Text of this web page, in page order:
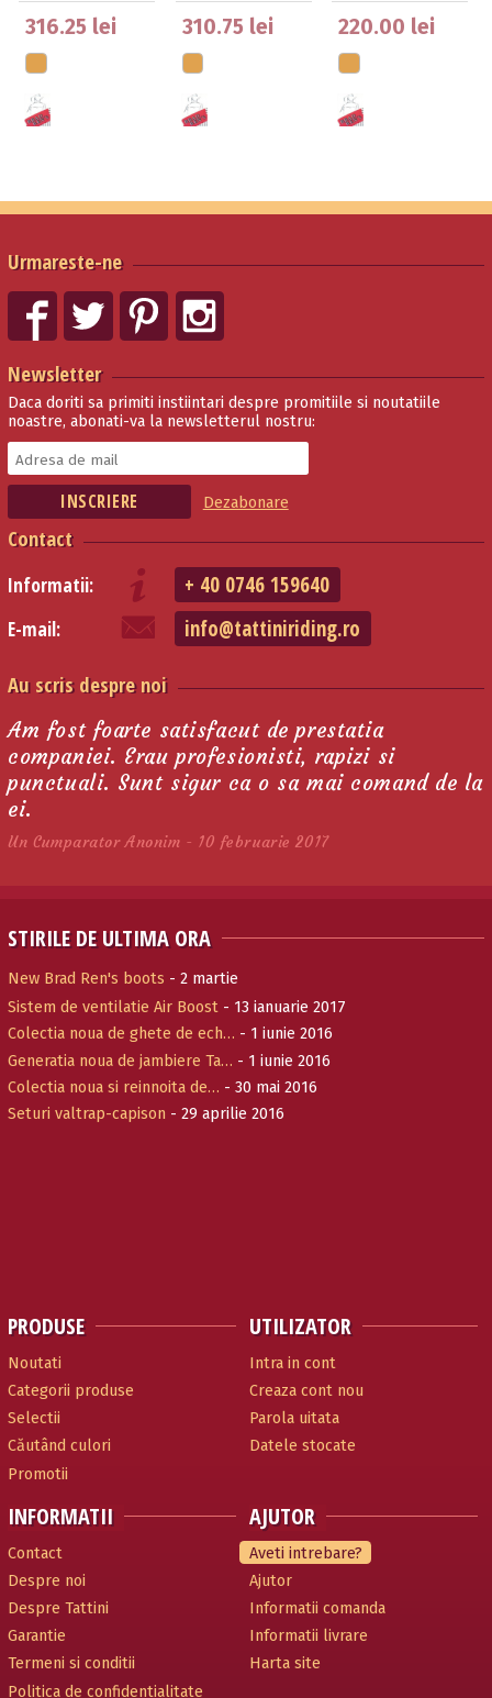
Piele Ameri…
316.25 lei
Piele Ameri…
310.75 lei
Piele Ameri…
220.00 lei
Urmareste-ne
Newsletter
Daca doriti sa primiti instiintari despre promitiile si noutatiile
noastre, abonati-va la newsletterul nostru:
Dezabonare
Contact
Informatii: + 40 0746 159640
E-mail: info@tattiniriding.ro
Au scris despre noi
Am fost foarte satisfacut de prestatia
companiei. Erau profesionisti, rapizi si
punctuali. Sunt sigur ca o sa mai comand de la
ei.
Un Cumparator Anonim - 10 februarie 2017
STIRILE DE ULTIMA ORA
New Brad Ren's boots - 2 martie
Sistem de ventilatie Air Boost - 13 ianuarie 2017
Colectia noua de ghete de ech… - 1 iunie 2016
Generatia noua de jambiere Ta… - 1 iunie 2016
Colectia noua si reinnoita de… - 30 mai 2016
Seturi valtrap-capison - 29 aprilie 2016
PRODUSE
Noutati
Categorii produse
Selectii
Căutând culori
Promotii
INFORMATII
Contact
Despre noi
Despre Tattini
Garantie
Termeni si conditii
Politica de confidentialitate
UTILIZATOR
Intra in cont
Creaza cont nou
Parola uitata
Datele stocate
AJUTOR
Aveti intrebare?
Ajutor
Informatii comanda
Informatii livrare
Harta site